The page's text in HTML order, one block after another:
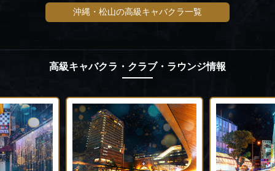
沖縄・松山の高級キャバクラ一覧
高級キャバクラ・クラブ・ラウンジ情報